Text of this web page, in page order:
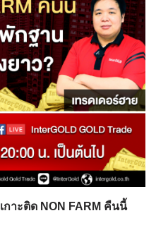
เกาะติด NON FARM คืนนี้